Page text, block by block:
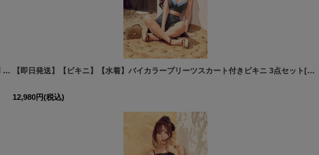
[M306dzw-IV-26MY-260414 【即日発送】【ビキニ】【水着】バイカラープリーツスカート付きビキニ 3点セット[FB01]三上悠亜着用
12,980円(税込)